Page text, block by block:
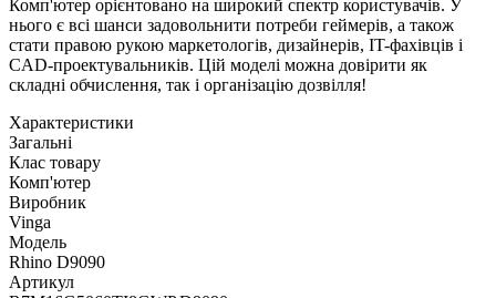
Комп'ютер орієнтовано на широкий спектр користувачів. У
нього є всі шанси задовольнити потреби геймерів, а також
стати правою рукою маркетологів, дизайнерів, IT-фахівців і
CAD-проектувальників. Цій моделі можна довірити як
складні обчислення, так і організацію дозвілля!
Характеристики
Загальні
Клас товару
Комп'ютер
Виробник
Vinga
Модель
Rhino D9090
Артикул